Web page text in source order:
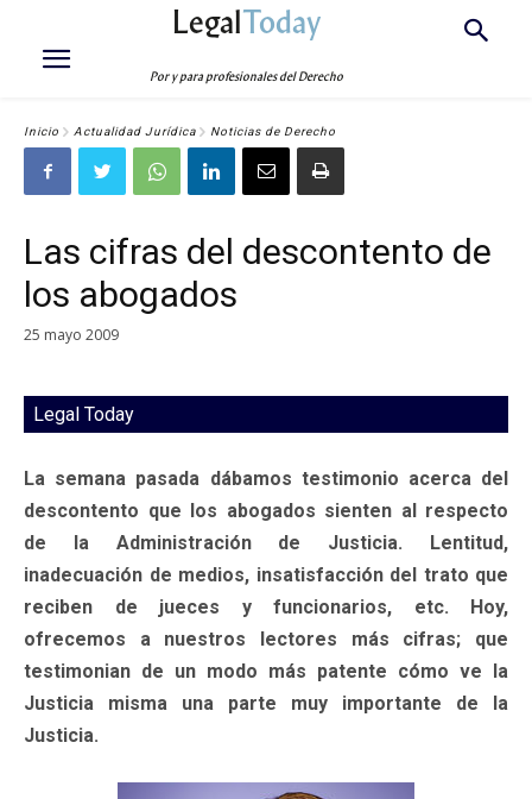
LegalToday
Por y para profesionales del Derecho
Inicio Actualidad Jurídica Noticias de Derecho
Las cifras del descontento de
los abogados
25 mayo 2009
Legal Today
La semana pasada dábamos testimonio acerca del
descontento que los abogados sienten al respecto
de la Administración de Justicia. Lentitud,
inadecuación de medios, insatisfacción del trato que
reciben de jueces y funcionarios, etc. Hoy,
ofrecemos a nuestros lectores más cifras; que
testimonian de un modo más patente cómo ve la
Justicia misma una parte muy importante de la
Justicia.